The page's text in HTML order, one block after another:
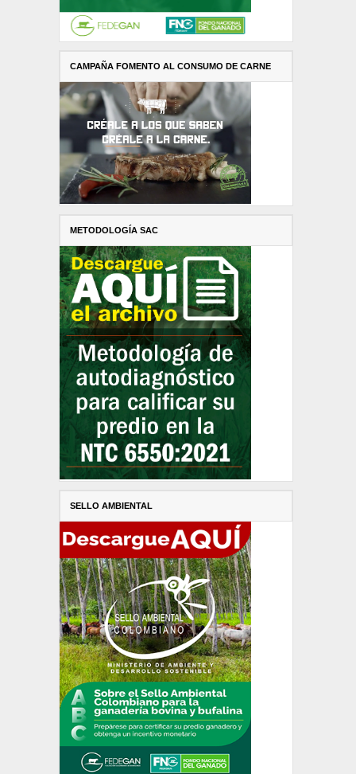
CAMPAÑA FOMENTO AL CONSUMO DE CARNE
METODOLOGÍA SAC
SELLO AMBIENTAL